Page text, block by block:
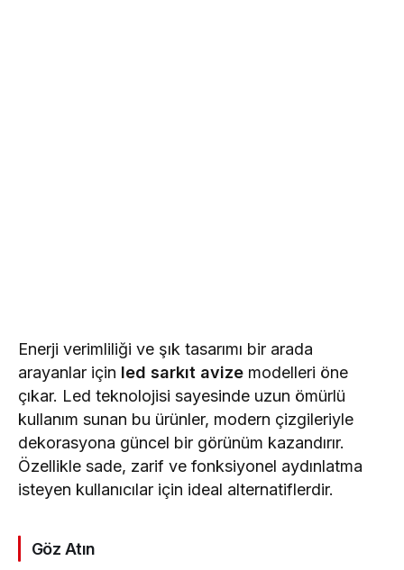
Enerji verimliliği ve şık tasarımı bir arada
arayanlar için led sarkıt avize modelleri öne
çıkar. Led teknolojisi sayesinde uzun ömürlü
kullanım sunan bu ürünler, modern çizgileriyle
dekorasyona güncel bir görünüm kazandırır.
Özellikle sade, zarif ve fonksiyonel aydınlatma
isteyen kullanıcılar için ideal alternatiflerdir.
Göz Atın